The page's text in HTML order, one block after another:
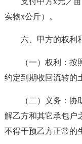
实物x公斤）。
六、甲方的权利
（一）权利：
约定到期收回流转的
（二）义务：
解乙方和其它承包户
不得干预乙方正常的